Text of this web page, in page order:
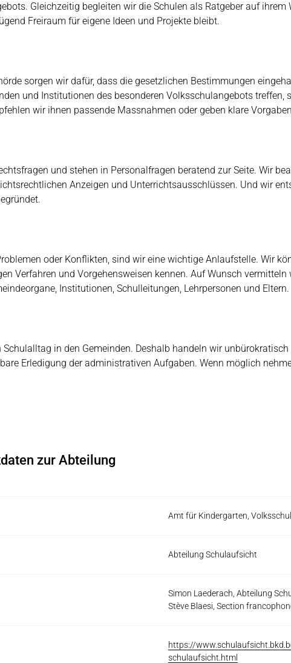
Gleichzeitig begleiten wir die Schulen als Ratgeber auf ihrem
Freiraum für eigene Ideen und Projekte bleibt.
sorgen wir dafür, dass die gesetzlichen Bestimmungen
und Institutionen des besonderen Volksschulangebots treffen,
wir ihnen passende Massnahmen oder geben klare
und stehen in Personalfragen beratend zur Seite. Wir
Anzeigen und Unterrichtsausschlüssen. Und wir
oder Konflikten, sind wir eine wichtige Anlaufstelle. Wir
Verfahren und Vorgehensweisen kennen. Auf Wunsch vermitteln
Institutionen, Schulleitungen, Lehrpersonen und Eltern.
Schulalltag in den Gemeinden. Deshalb handeln wir
Erledigung der administrativen Aufgaben. Wenn möglich
zur Abteilung
Amt für Kindergarten,
Abteilung Schulaufsicht
Simon Laederach, Abteilung
Stève Blaesi, Section
https://
schulaufsicht.html